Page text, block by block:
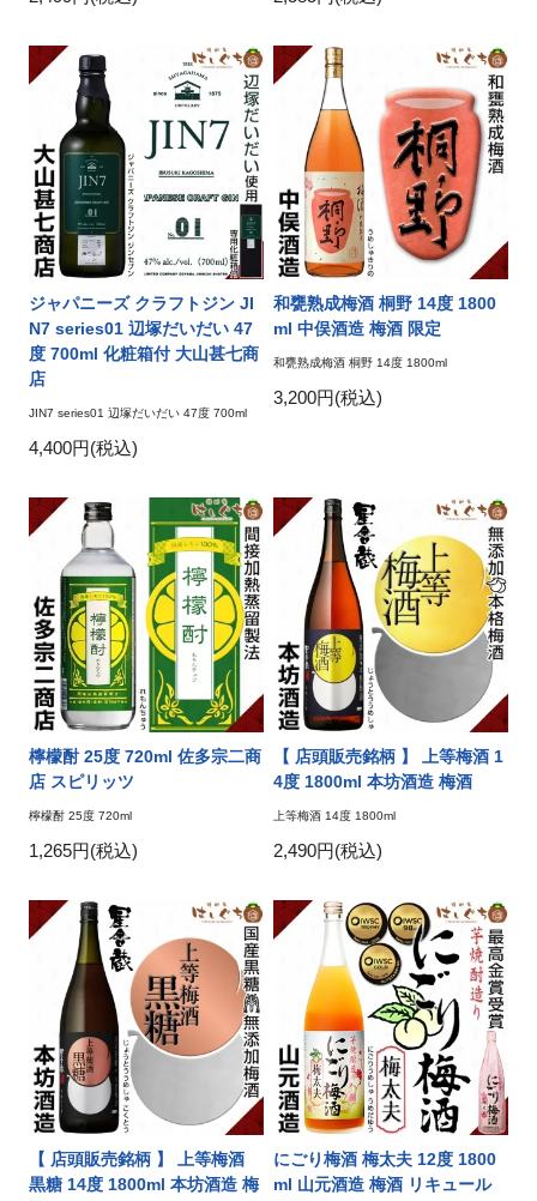
ジャパニーズ クラフトジン JI
N7 series01 辺塚だいだい 47
度 700ml 化粧箱付 大山甚七商
店
JIN7 series01 辺塚だいだい 47度 700ml
4,400円(税込)
和甕熟成梅酒 桐野 14度 1800
ml 中俣酒造 梅酒 限定
和甕熟成梅酒 桐野 14度 1800ml
3,200円(税込)
檸檬酎 25度 720ml 佐多宗二商
店 スピリッツ
檸檬酎 25度 720ml
1,265円(税込)
【 店頭販売銘柄 】 上等梅酒 1
4度 1800ml 本坊酒造 梅酒
上等梅酒 14度 1800ml
2,490円(税込)
【 店頭販売銘柄 】 上等梅酒
黒糖 14度 1800ml 本坊酒造 梅
にごり梅酒 梅太夫 12度 1800
ml 山元酒造 梅酒 リキュール